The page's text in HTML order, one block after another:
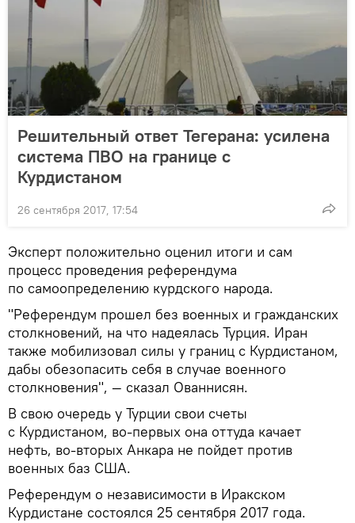
Решительный ответ Тегерана: усилена
система ПВО на границе с
Курдистаном
26 сентября 2017, 17:54
Эксперт положительно оценил итоги и сам
процесс проведения референдума
по самоопределению курдского народа.
"Референдум прошел без военных и гражданских
столкновений, на что надеялась Турция. Иран
также мобилизовал силы у границ с Курдистаном,
дабы обезопасить себя в случае военного
столкновения", — сказал Ованнисян.
В свою очередь у Турции свои счеты
с Курдистаном, во-первых она оттуда качает
нефть, во-вторых Анкара не пойдет против
военных баз США.
Референдум о независимости в Иракском
Курдистане состоялся 25 сентября 2017 года.